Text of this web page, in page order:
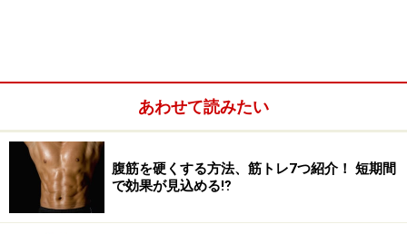
＜目次＞
腸腰筋を目覚めさせる「ニートゥタッチ」で日ごろ
あわせて読みたい
腹筋を硬くする方法、筋トレ7つ紹介！ 短期間
で効果が見込める⁉